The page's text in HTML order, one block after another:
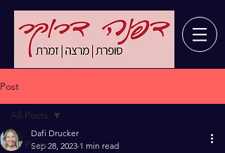
Post
All Posts
All Posts
Dafi Drucker
Sep 28, 2023 1 min read